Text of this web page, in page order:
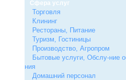
Сфера услуг
Торговля
Клининг
Рестораны, Питание
Туризм, Гостиницы
Производство, Агропром
Бытовые услуги, Обслу-ние
ния
Домашний персонал